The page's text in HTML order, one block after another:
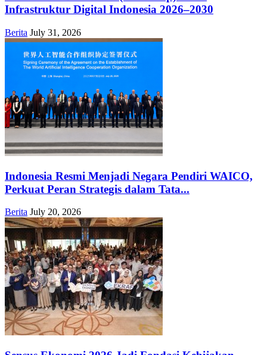
Infrastruktur Digital Indonesia 2026–2030
Berita July 31, 2026
Indonesia Resmi Menjadi Negara Pendiri WAICO,
Perkuat Peran Strategis dalam Tata...
Berita July 20, 2026